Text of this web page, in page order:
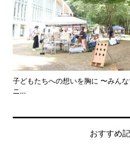
子どもたちへの想いを胸に 〜みん
ニ...
おすすめ